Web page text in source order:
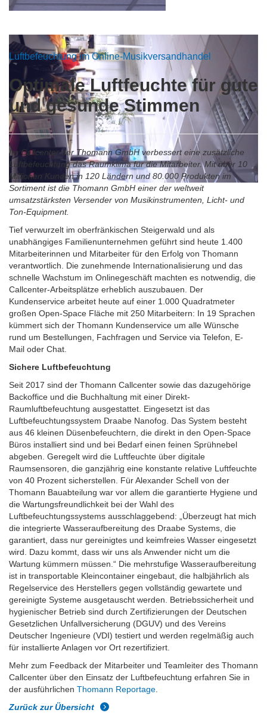
Luftbefeuchtung im Online-Musikversandhandel
Optimale Luftfeuchte für gute
und gesunde Stimmen
Im Callcenter der Thomann GmbH verbessert eine zusätzliche
Luftbefeuchtung das Raumklima für die Mitarbeiter.Mit über 10
Millionen Kunden in 120 Ländern und 80.000 Produkten im
Sortiment ist die Thomann GmbH einer der weltweit
umsatzstärksten Versender von Musikinstrumenten, Licht- und
Ton-Equipment.
Tief verwurzelt im oberfränkischen Steigerwald und als
unabhängiges Familienunternehmen geführt sind heute 1.400
Mitarbeiterinnen und Mitarbeiter für den Erfolg von Thomann
verantwortlich. Die zunehmende Internationalisierung und das
schnelle Wachstum im Onlinegeschäft machten es notwendig, die
Callcenter-Arbeitsplätze erheblich auszubauen. Der
Kundenservice arbeitet heute auf einer 1.000 Quadratmeter
großen Open-Space Fläche mit 250 Mitarbeitern: In 19 Sprachen
kümmert sich der Thomann Kundenservice um alle Wünsche
rund um Bestellungen, Fachfragen und Service via Telefon, E-
Mail oder Chat.
Sichere Luftbefeuchtung
Seit 2017 sind der Thomann Callcenter sowie das dazugehörige
Backoffice und die Buchhaltung mit einer Direkt-
Raumluftbefeuchtung ausgestattet. Eingesetzt ist das
Luftbefeuchtungssystem Draabe Nanofog. Das System besteht
aus 46 kleinen Düsenbefeuchtern, die direkt in den Open-Space
Büros installiert sind und bei Bedarf einen feinen Sprühnebel
abgeben. Geregelt wird die Luftfeuchte über digitale
Raumsensoren, die ganzjährig eine konstante relative Luftfeuchte
von 40 Prozent sicherstellen. Für Alexander Schell von der
Thomann Bauabteilung war vor allem die garantierte Hygiene und
die Wartungsfreundlichkeit bei der Wahl des
Luftbefeuchtungssystems ausschlaggebend: „Überzeugt hat mich
die integrierte Wasseraufbereitung des Draabe Systems, die
garantiert, dass nur gereinigtes und keimfreies Wasser eingesetzt
wird. Dazu kommt, dass wir uns als Anwender nicht um die
Wartung kümmern müssen.“ Die mehrstufige Wasseraufbereitung
ist in transportable Kleincontainer eingebaut, die halbjährlich als
Regelservice des Herstellers gegen vollständig gewartete und
gereinigte Systeme ausgetauscht werden. Betriebssicherheit und
hygienischer Betrieb sind durch Zertifizierungen der Deutschen
Gesetzlichen Unfallversicherung (DGUV) und des Vereins
Deutscher Ingenieure (VDI) testiert und werden regelmäßig auch
für installierte Anlagen vor Ort rezertifiziert.
Mehr zum Feedback der Mitarbeiter und Teamleiter des Thomann
Callcenter über den Einsatz der Luftbefeuchtung erfahren Sie in
der ausführlichen Thomann Reportage
Zurück zur Übersicht